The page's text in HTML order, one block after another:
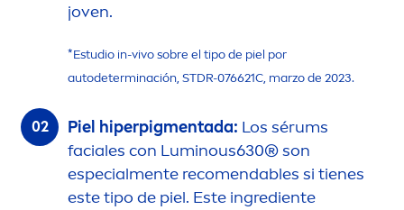
joven.
*Estudio in-vivo sobre el tipo de piel por
autodeterminación, STDR-076621C, marzo de 2023.
Piel hiperpigmentada: Los sérums
faciales con Luminous630® son
especialmente recomendables si tienes
este tipo de piel. Este ingrediente